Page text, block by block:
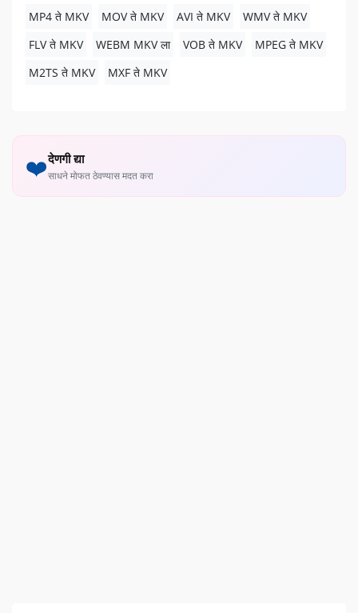
MP4 ते MKV MOV ते MKV AVI ते MKV
WMV ते MKV
FLV ते MKV
WEBM MKV ला VOB ते MKV
MPEG ते MKV
M2TS ते MKV
MXF ते MKV
❤️देणगी द्या
साधने मोफत ठेवण्यास मदत करा